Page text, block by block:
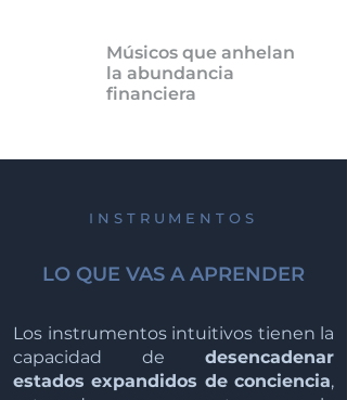
Músicos que anhelan
la abundancia
financiera
INSTRUMENTOS
LO QUE VAS A APRENDER
Los instrumentos intuitivos tienen la
capacidad de desencadenar
estados expandidos de conciencia,